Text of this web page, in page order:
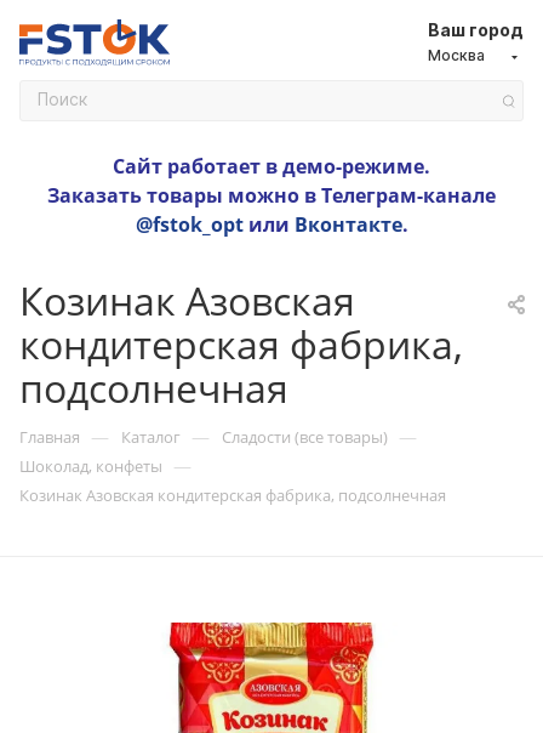
Ваш город
Москва
Сайт работает в демо-режиме.
Заказать товары можно в Телеграм-канале
@fstok_optили Вконтакте.
Козинак Азовская
кондитерская фабрика,
подсолнечная
Главная — Каталог — Сладости (все товары) —
Шоколад, конфеты —
Козинак Азовская кондитерская фабрика, подсолнечная